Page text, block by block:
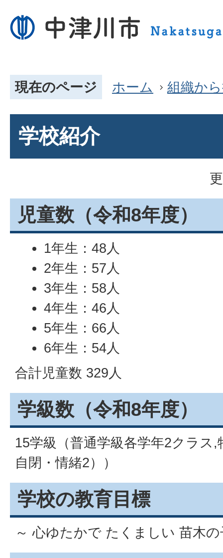
現在のページ ホーム 組織か
学校紹介
児童数（令和8年度）
1年生：48人
2年生：57人
3年生：58人
4年生：46人
5年生：66人
6年生：54人
合計児童数 329人
学級数（令和8年度）
15学級（普通学級各学年2クラス
自閉・情緒2））
学校の教育目標
～ 心ゆたかで たくましい 苗木